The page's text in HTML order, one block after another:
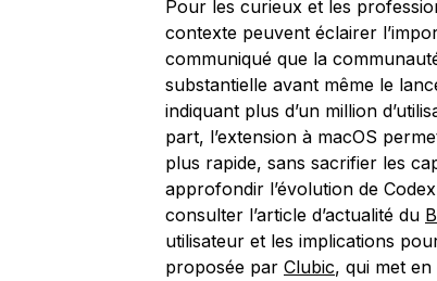
Pour les curieux et les
contexte peuvent éclairer
communiqué que la
substantielle avant même le
indiquant plus d’un million
part, l’extension à macOS
plus rapide, sans sacrifier les
approfondir l’évolution de
consulter l’article d’actualité du
utilisateur et les implications
proposée par Clubic, qui met en